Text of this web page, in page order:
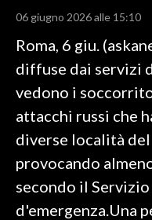
RISULTATI E CLASSIFICHE
CALCIO
CALCIO REGIONALE
BASKET
VOLLEY
MOTORI
TENNIS
ALTRI SPORT
06 giugno 2026 alle 15:10
Roma, 6 giu.
diffuse dai servizi
vedono i
attacchi russi che
diverse località
provocando
secondo il
d'emergenza.Una